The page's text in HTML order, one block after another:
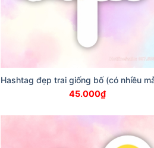
Hashtag đẹp trai giống bố (có nhiều
45.000₫